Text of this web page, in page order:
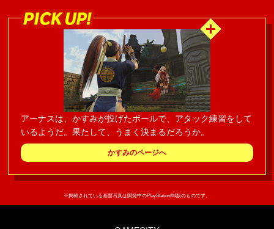
アーナスは、かすみが投げたボールで、アタック練習をして
いるようだ。果たして、うまく決まるだろうか。
かすみのページへ
※掲載されている画面写真は開発中のPlayStation®4版のものです。